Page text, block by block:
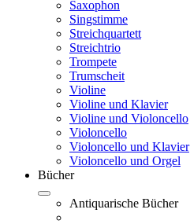
Saxophon
Singstimme
Streichquartett
Streichtrio
Trompete
Trumscheit
Violine
Violine und Klavier
Violine und Violoncello
Violoncello
Violoncello und Klavier
Violoncello und Orgel
Bücher
Antiquarische Bücher